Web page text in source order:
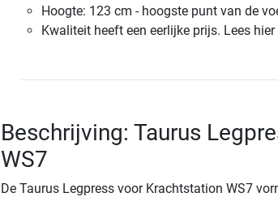
Hoogte: 123 cm - hoogste punt van de
Kwaliteit heeft een eerlijke prijs. Lees
Beschrijving: Taurus
WS7
De Taurus Legpress voor Krachtstation WS7